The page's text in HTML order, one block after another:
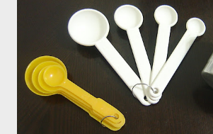
含量超標的跡象。 此外在壓力環境下生長與
能引起生物鹼含量倍增，甚至到正常量(每
毫克生物鹼)的三倍。 (書中提到的壓力環境
很了解壓力環境的定義，歡迎有種植經驗的
薯應該如何正確儲藏？ 1. 放在陰暗角落避免
生物鹼。 2. 別放進冰箱冷藏，低溫冷藏儲存
烹煮變黑的情形較常溫儲存的馬鈴薯嚴重。